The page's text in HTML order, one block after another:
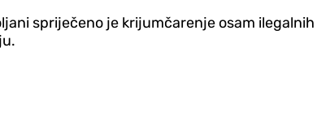
spriječeno je krijumčarenje osam